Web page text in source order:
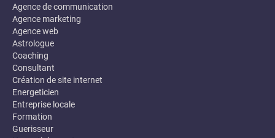
Agence de communication
Agence marketing
Agence web
Astrologue
Coaching
Consultant
Création de site internet
Energeticien
Entreprise locale
Formation
Guerisseur